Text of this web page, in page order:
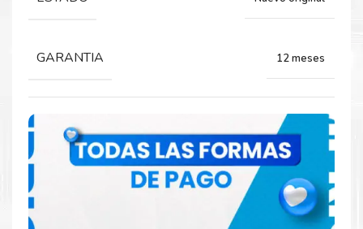
GARANTIA 12 meses